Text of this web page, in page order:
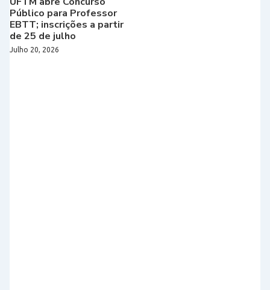
Público para Professor
EBTT; inscrições a partir
de 25 de julho
Julho 20, 2026